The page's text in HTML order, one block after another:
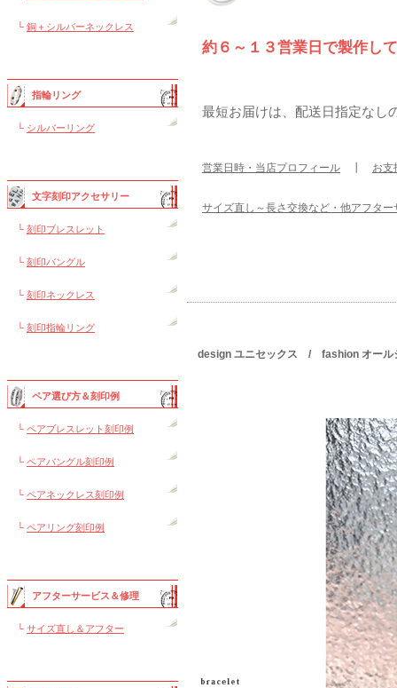
└ 銅＋シルバーネックレス
指輪リング
└ シルバーリング
文字刻印アクセサリー
└ 刻印ブレスレット
└ 刻印バングル
└ 刻印ネックレス
└ 刻印指輪リング
ペア選び方＆刻印例
└ ペアブレスレット刻印例
└ ペアバングル刻印例
└ ペアネックレス刻印例
└ ペアリング刻印例
アフターサービス＆修理
└ サイズ直し＆アフター
約６～１３営業日で製作し
最短お届けは、配送日指定なし
営業日時・当店プロフィール お支
サイズ直し～長さ交換など・他アフタ
design ユニセックス / fashion オール